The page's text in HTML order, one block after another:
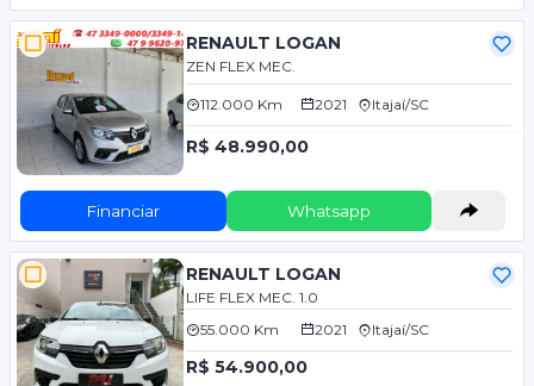
RENAULT LOGAN
ZEN FLEX MEC.
112.000 Km 2021 Itajaí/SC
R$ 48.990,00
Financiar Whatsapp
RENAULT LOGAN
LIFE FLEX MEC. 1.0
55.000 Km
2021 Itajaí/SC
R$ 54.900,00